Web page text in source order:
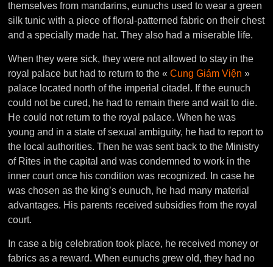
themselves from mandarins, eunuchs used to wear a green
silk tunic with a piece of floral-patterned fabric on their chest
and a specially made hat. They also had a miserable life.
When they were sick, they were not allowed to stay in the
royal palace but had to return to the «Cung Giám Viện »
palace located north of the imperial citadel. If the eunuch
could not be cured, he had to remain there and wait to die.
He could not return to the royal palace. When he was
young and in a state of sexual ambiguity, he had to report to
the local authorities. Then he was sent back to the Ministry
of Rites in the capital and was condemned to work in the
inner court once his condition was recognized. In case he
was chosen as the king’s eunuch, he had many material
advantages. His parents received subsidies from the royal
court.
In case a big celebration took place, he received money or
fabrics as a reward. When eunuchs grew old, they had no